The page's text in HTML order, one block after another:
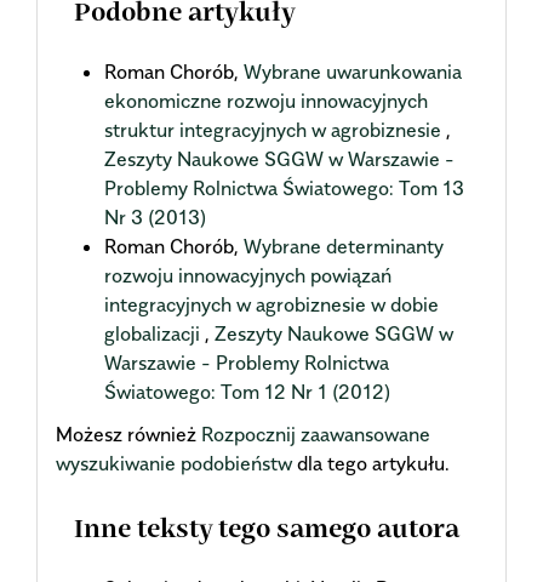
Podobne artykuły
Roman Chorób, Wybrane uwarunkowania
ekonomiczne rozwoju innowacyjnych
struktur integracyjnych w agrobiznesie ,
Zeszyty Naukowe SGGW w Warszawie -
Problemy Rolnictwa Światowego: Tom 13
Nr 3 (2013)
Roman Chorób, Wybrane determinanty
rozwoju innowacyjnych powiązań
integracyjnych w agrobiznesie w dobie
globalizacji , Zeszyty Naukowe SGGW w
Warszawie - Problemy Rolnictwa
Światowego: Tom 12 Nr 1 (2012)
Możesz również Rozpocznij zaawansowane
wyszukiwanie podobieństwdla tego artykułu.
Inne teksty tego samego autora